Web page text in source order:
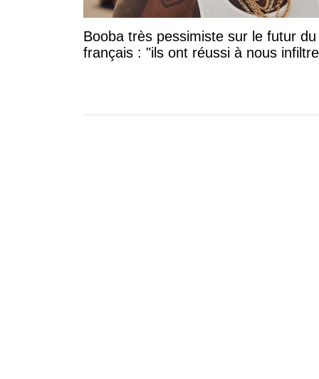
Booba très pessimiste sur le futur
français : "ils ont réussi à nous